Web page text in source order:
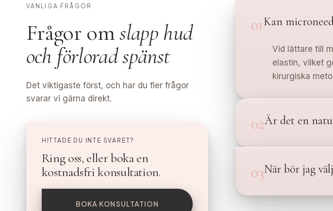
VANLIGA FRÅGOR
Frågor omslapp hud
och förlorad spänst
Det viktigaste först, och har du fler frågor
svarar vi gärna direkt.
HITTADE DU INTE SVARET?
Ring oss, eller boka en
kostnadsfri konsultation.
BOKA KONSULTATION
01Kan
Vid lättare till
elastin, vilket
kirurgiska
02Är det en
03När bör jag